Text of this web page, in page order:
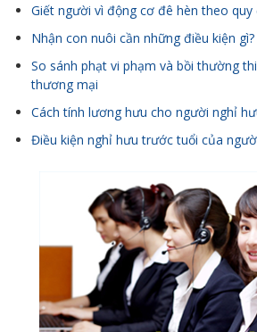
Giết người vì động cơ đê hèn theo
Nhận con nuôi cần những điều kiện
So sánh phạt vi phạm và bồi thường
thương mại
Cách tính lương hưu cho người nghỉ
Điều kiện nghỉ hưu trước tuổi của